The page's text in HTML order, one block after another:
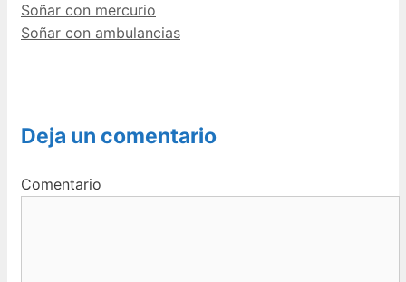
Soñar con mercurio
Soñar con ambulancias
Deja un comentario
Comentario